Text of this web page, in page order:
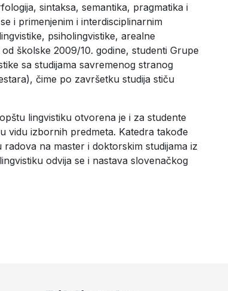
sintaksa, semantika, pragmatika i
i primenjenim i interdisciplinarnim
psiholingvistike, arealne
školske 2009/10. godine, studenti Grupe
sa studijama savremenog stranog
čime po završetku studija stiču
lingvistiku otvorena je i za studente
vidu izbornih predmeta. Katedra takođe
na master i doktorskim studijama iz
odvija se i nastava slovenačkog